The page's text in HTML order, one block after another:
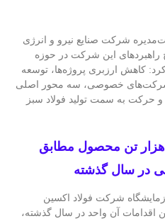
شرکت صنایع نیرو و انرژی
راهبردهای این شرکت در حوزه
کرد: کاهش ارزبری پروژه‌ها، توسعه
خصوصی، سه محور اصلی
و حرکت به سمت تولید فولاد سبز
بازرسی بیش از ۵۵۶ هزار تن محصول مطابق
در سال گذشته
شرکت فولاد اکسین
اقدامات آن واحد در سال گذشته،